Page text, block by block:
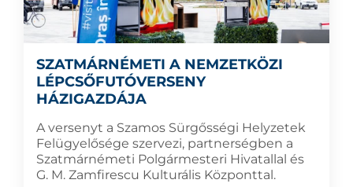
SZATMÁRNÉMETI A NEMZETKÖZI
LÉPCSŐFUTÓVERSENY
HÁZIGAZDÁJA
A versenyt a Szamos Sürgősségi Helyzetek
Felügyelősége szervezi, partnerségben a
Szatmárnémeti Polgármesteri Hivatallal és
G. M. Zamfirescu Kulturális Központtal.